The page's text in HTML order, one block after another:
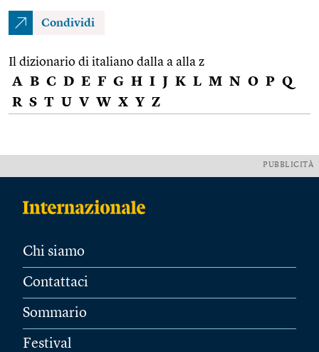
Condividi
Il dizionario di italiano dalla a alla z
A B C D E F G H I J K L M N O P Q
R S T U V W X Y Z
PUBBLICITÀ
Chi siamo
Contattaci
Sommario
Festival